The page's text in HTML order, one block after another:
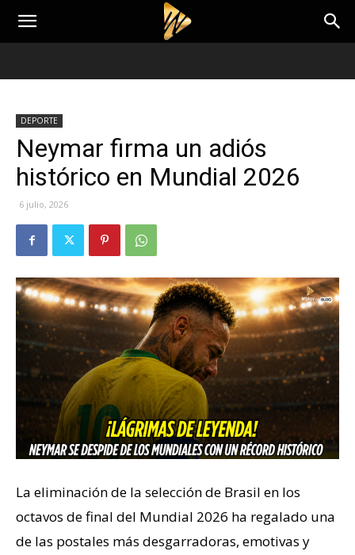
DEPORTE
Neymar firma un adiós
histórico en Mundial 2026
6 julio, 2026
La eliminación de la selección de Brasil en los
octavos de final del Mundial 2026 ha regalado una
de las postales más desgarradoras, emotivas y